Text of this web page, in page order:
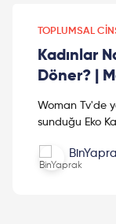
TOPLUMSAL
Kadınlar
Döner? |
Woman Tv'de
sunduğu Eko